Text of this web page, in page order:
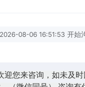
2026-08-06 16:51:53 开始
迎您来咨询，如未及